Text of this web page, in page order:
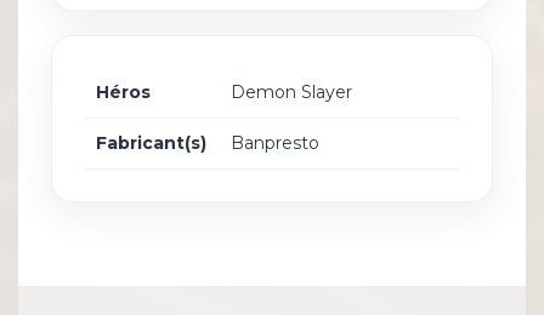
Héros Demon Slayer
Fabricant(s) Banpresto